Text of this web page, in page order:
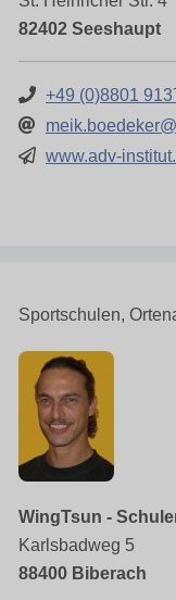
82402 Seeshaupt
+49 (0)8801
www.adv-
Sportschulen,
WingTsun -
Karlsbadweg 5
88400 Biberach